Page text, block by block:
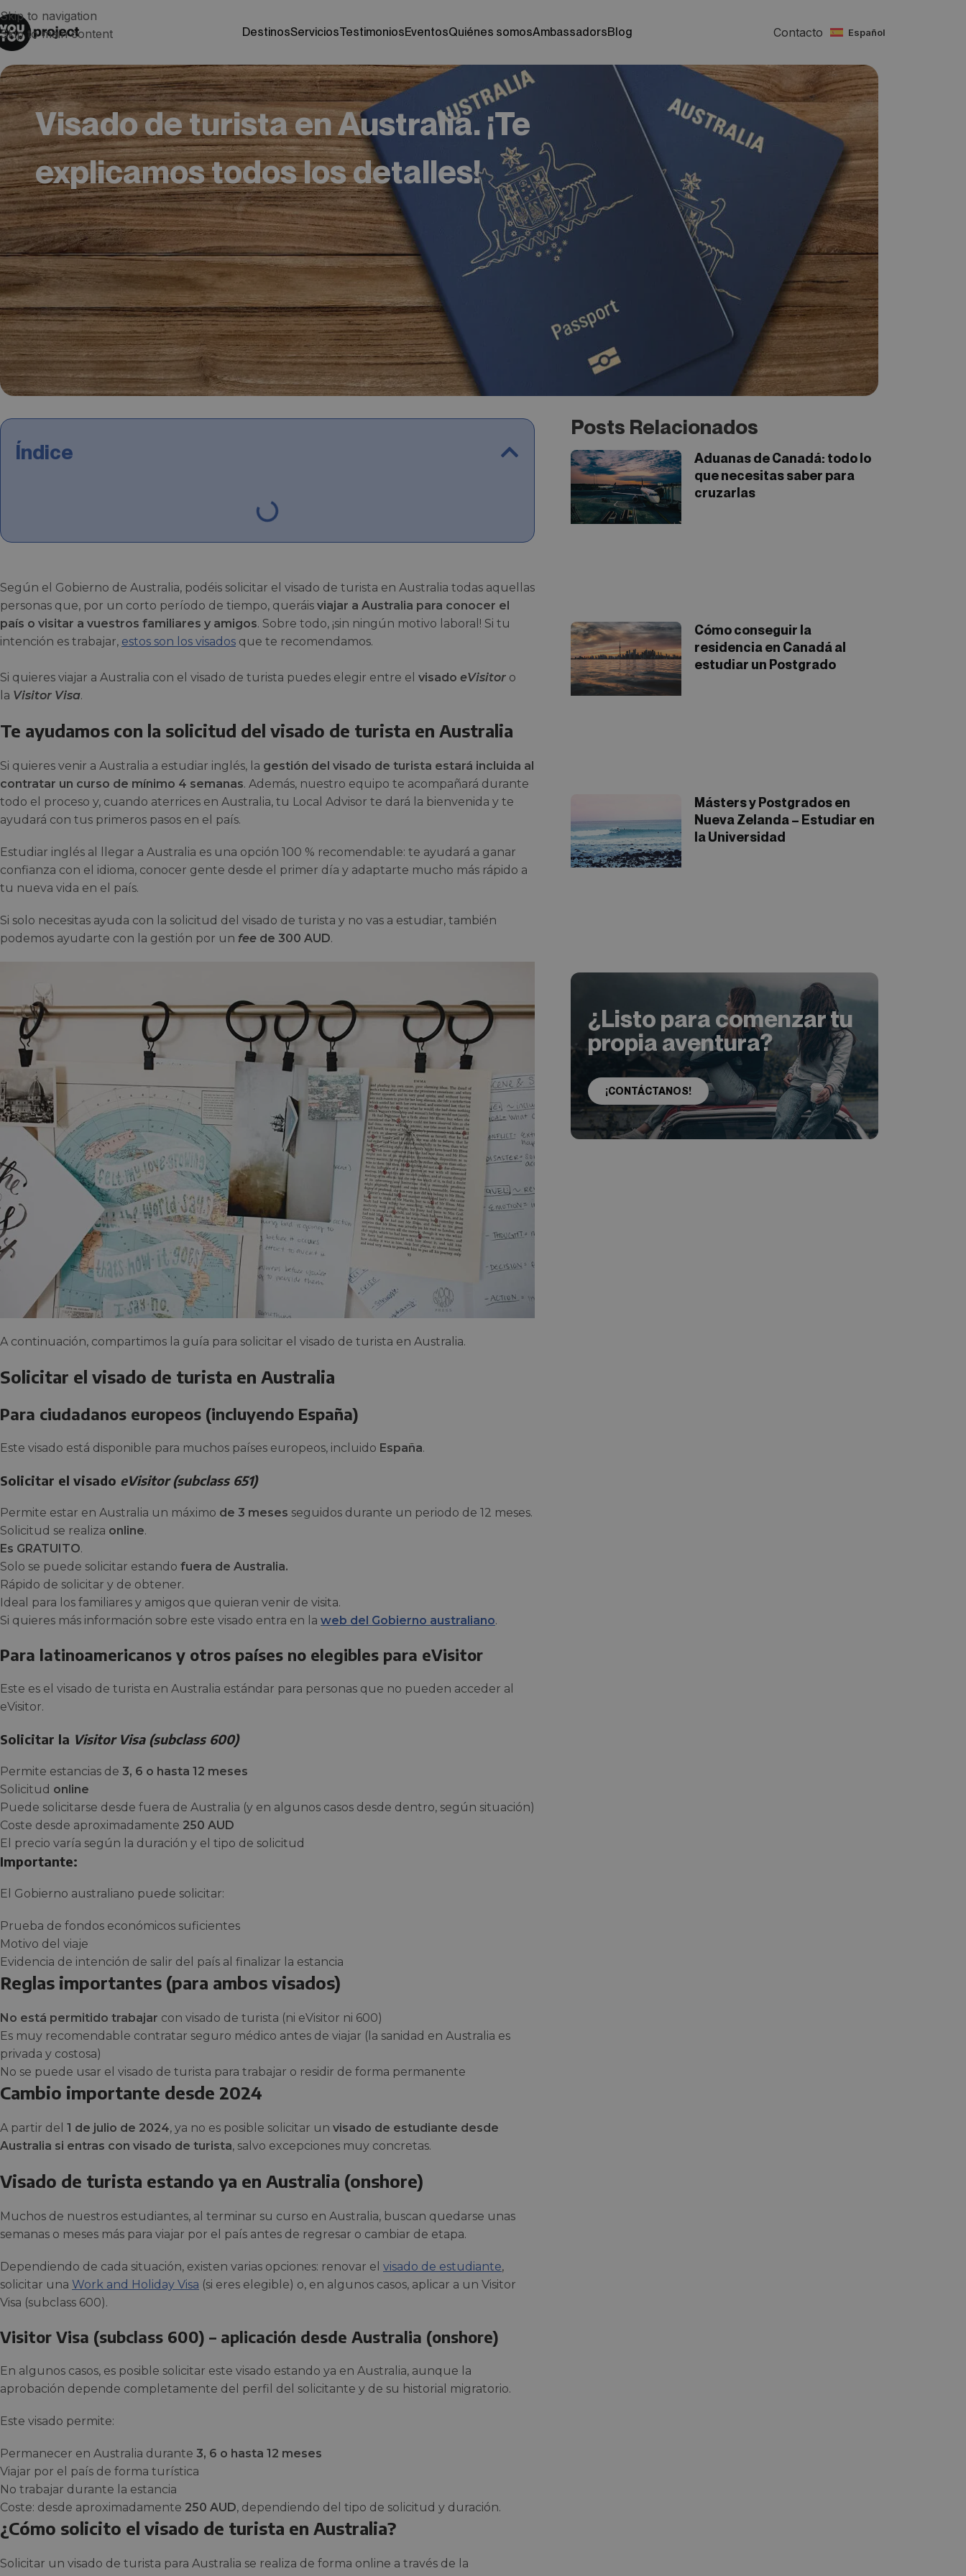
Skip to navigation
Skip to main content
destinos servicios testimonios eventos quiénes somos ambassadors blog Contacto español
Visado de turista en Australia. ¡Te
explicamos todos los detalles!
Índice
Según el Gobierno de Australia, podéis solicitar el visado de turista en Australia todas aquellas
personas que, por un corto período de tiempo, queráis viajar a Australia para conocer el
país o visitar a vuestros familiares y amigos. Sobre todo, ¡sin ningún motivo laboral! Si tu
intención es trabajar, estos son los visados que te recomendamos.
Si quieres viajar a Australia con el visado de turista puedes elegir entre el visado eVisitor o
la Visitor Visa.
Te ayudamos con la solicitud del visado de turista en Australia
Si quieres venir a Australia a estudiar inglés, la gestión del visado de turista estará incluida al
contratar un curso de mínimo 4 semanas. Además, nuestro equipo te acompañará durante
todo el proceso y, cuando aterrices en Australia, tu Local Advisor te dará la bienvenida y te
ayudará con tus primeros pasos en el país.
Estudiar inglés al llegar a Australia es una opción 100 % recomendable: te ayudará a ganar
confianza con el idioma, conocer gente desde el primer día y adaptarte mucho más rápido a
tu nueva vida en el país.
Si solo necesitas ayuda con la solicitud del visado de turista y no vas a estudiar, también
podemos ayudarte con la gestión por un fee de 300 AUD.
A continuación, compartimos la guía para solicitar el visado de turista en Australia.
Solicitar el visado de turista en Australia
Para ciudadanos europeos (incluyendo España)
Este visado está disponible para muchos países europeos, incluido España.
Solicitar el visado eVisitor (subclass 651)
Permite estar en Australia un máximo de 3 meses seguidos durante un periodo de 12 meses.
Solicitud se realiza online.
Es GRATUITO.
Solo se puede solicitar estando fuera de Australia.
Rápido de solicitar y de obtener.
Ideal para los familiares y amigos que quieran venir de visita.
Si quieres más información sobre este visado entra en la web del Gobierno australiano.
Para latinoamericanos y otros países no elegibles para eVisitor
Este es el visado de turista en Australia estándar para personas que no pueden acceder al
eVisitor.
Solicitar la Visitor Visa (subclass 600)
Permite estancias de 3, 6 o hasta 12 meses
Solicitud online
Puede solicitarse desde fuera de Australia (y en algunos casos desde dentro, según situación)
Coste desde aproximadamente 250 AUD
El precio varía según la duración y el tipo de solicitud
Importante:
El Gobierno australiano puede solicitar:
Prueba de fondos económicos suficientes
Motivo del viaje
Evidencia de intención de salir del país al finalizar la estancia
Reglas importantes (para ambos visados)
No está permitido trabajar con visado de turista (ni eVisitor ni 600)
Es muy recomendable contratar seguro médico antes de viajar (la sanidad en Australia es
privada y costosa)
No se puede usar el visado de turista para trabajar o residir de forma permanente
Cambio importante desde 2024
A partir del 1 de julio de 2024, ya no es posible solicitar un visado de estudiante desde
Australia si entras con visado de turista, salvo excepciones muy concretas.
Visado de turista estando ya en Australia (onshore)
Muchos de nuestros estudiantes, al terminar su curso en Australia, buscan quedarse unas
semanas o meses más para viajar por el país antes de regresar o cambiar de etapa.
Dependiendo de cada situación, existen varias opciones: renovar el visado de estudiante,
solicitar una Work and Holiday Visa (si eres elegible) o, en algunos casos, aplicar a un Visitor
Visa (subclass 600).
Visitor Visa (subclass 600) – aplicación desde Australia (onshore)
En algunos casos, es posible solicitar este visado estando ya en Australia, aunque la
aprobación depende completamente del perfil del solicitante y de su historial migratorio.
Este visado permite:
Permanecer en Australia durante 3, 6 o hasta 12 meses
Viajar por el país de forma turística
No trabajar durante la estancia
Coste: desde aproximadamente 250 AUD, dependiendo del tipo de solicitud y duración.
¿Cómo solicito el visado de turista en Australia?
Solicitar un visado de turista para Australia se realiza de forma online a través de la
Posts Relacionados
Aduanas de Canadá: todo lo
que necesitas saber para
cruzarlas
Cómo conseguir la
residencia en Canadá al
estudiar un Postgrado
Másters y Postgrados en
Nueva Zelanda – Estudiar en
la Universidad
¿Listo para comenzar tu
propia aventura?
¡CONTÁCTANOS!